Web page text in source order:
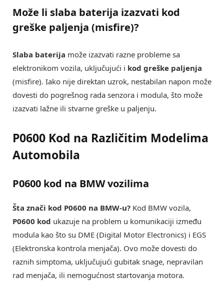
Može li slaba baterija izazvati kod
greške paljenja (misfire)?
Slaba baterija može izazvati razne probleme sa
elektronikom vozila, uključujući i kod greške paljenja
(misfire). Iako nije direktan uzrok, nestabilan napon može
dovesti do pogrešnog rada senzora i modula, što može
izazvati lažne ili stvarne greške u paljenju.
P0600 Kod na Različitim Modelima
Automobila
P0600 kod na BMW vozilima
Šta znači kod P0600 na BMW-u? Kod BMW vozila,
P0600 kod ukazuje na problem u komunikaciji između
modula kao što su DME (Digital Motor Electronics) i EGS
(Elektronska kontrola menjača). Ovo može dovesti do
raznih simptoma, uključujući gubitak snage, nepravilan
rad menjača, ili nemogućnost startovanja motora.